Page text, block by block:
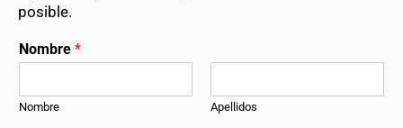
posible.
Nombre *
Nombre Apellidos